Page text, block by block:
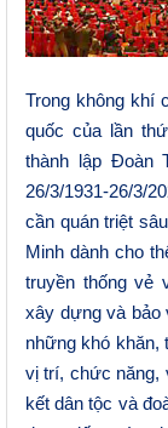
Trong không khí
quốc của lần
thành lập Đoàn
26/3/1931-26/3/
cần quán triệt
Minh dành cho
truyền thống vẻ
xây dựng và bảo
những khó khăn,
vị trí, chức năng,
kết dân tộc và